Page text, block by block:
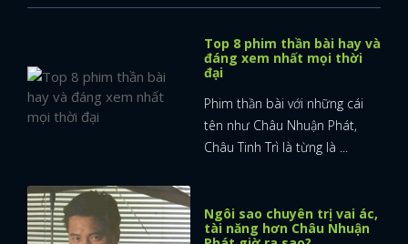
Top 8 phim thần bài hay và
đáng xem nhất mọi thời
đại
Phim thần bài với những cái
tên như Châu Nhuận Phát,
Châu Tinh Trì là từng là ...
Ngôi sao chuyên trị vai ác,
tài năng hơn Châu Nhuận